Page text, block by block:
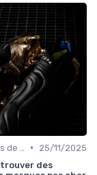
•
25/11/2025
des